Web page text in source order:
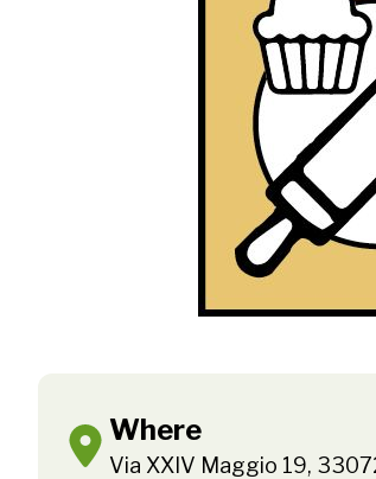
Where
Via XXIV Maggio 19,